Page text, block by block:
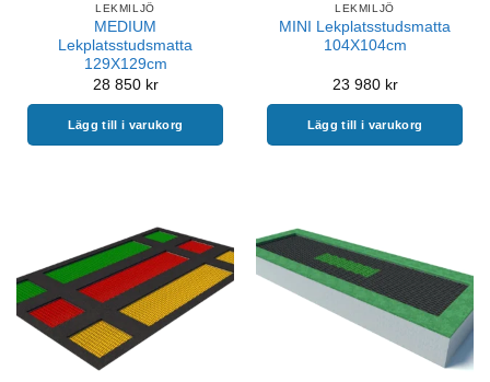
LEKMILJÖ
MEDIUM
Lekplatsstudsmatta
129X129cm
28 850 kr
Lägg till i varukorg
LEKMILJÖ
MINI Lekplatsstudsmatta
104X104cm
23 980 kr
Lägg till i varukorg